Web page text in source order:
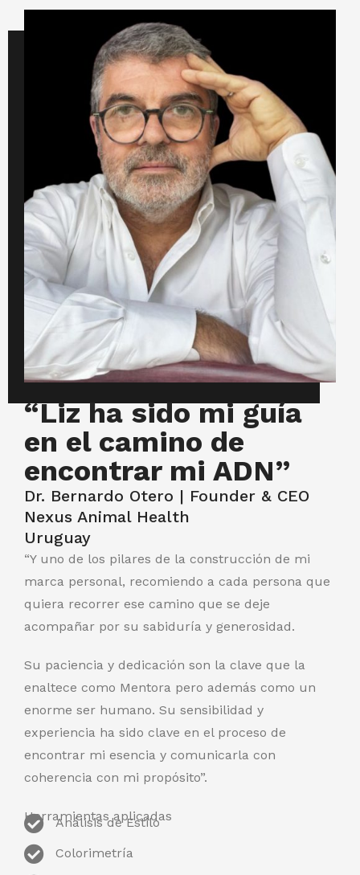
“Liz ha sido mi guía
en el camino de
encontrar mi ADN”
Dr. Bernardo Otero | Founder & CEO
Nexus Animal Health
Uruguay
“Y uno de los pilares de la construcción de mi
marca personal, recomiendo a cada persona que
quiera recorrer ese camino que se deje
acompañar por su sabiduría y generosidad.
Su paciencia y dedicación son la clave que la
enaltece como Mentora pero además como un
enorme ser humano. Su sensibilidad y
experiencia ha sido clave en el proceso de
encontrar mi esencia y comunicarla con
coherencia con mi propósito”.
Herramientas aplicadas
Análisis de Estilo
Colorimetría